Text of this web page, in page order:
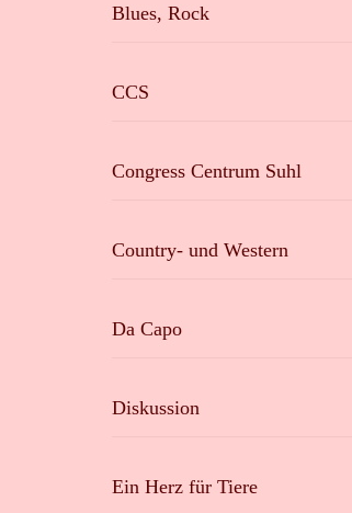
Blues, Rock
CCS
Congress Centrum Suhl
Country- und Western
Da Capo
Diskussion
Ein Herz für Tiere